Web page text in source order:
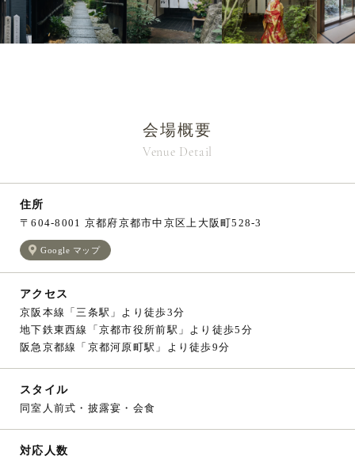
会場概要
Venue Detail
住所
〒604-8001 京都府京都市中京区上大阪町528-3
Google マップ
アクセス
京阪本線「三条駅」より徒歩3分
地下鉄東西線「京都市役所前駅」より徒歩5分
阪急京都線「京都河原町駅」より徒歩9分
スタイル
同室人前式・披露宴・会食
対応人数